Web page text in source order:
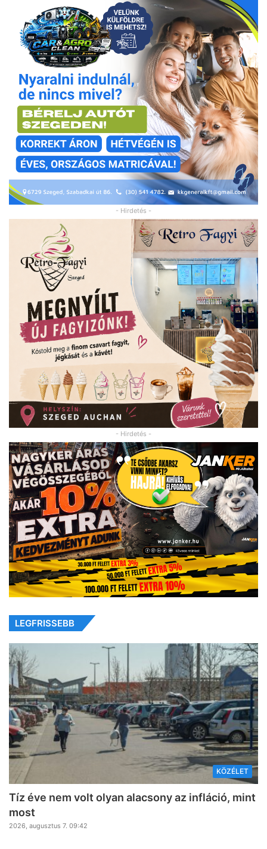
- Hirdetés -
- Hirdetés -
LEGFRISSEBB
KÖZÉLET
Tíz éve nem volt olyan alacsony az infláció, mint
most
2026, augusztus 7. 09:42